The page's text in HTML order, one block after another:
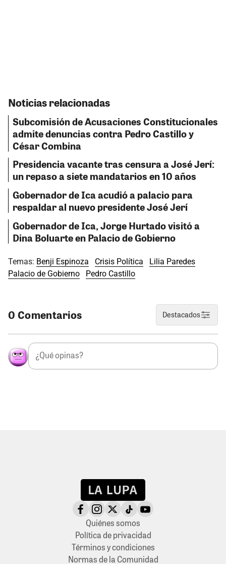
Noticias relacionadas
Subcomisión de Acusaciones Constitucionales
admite denuncias contra Pedro Castillo y
César Combina
Presidencia vacante tras censura a José Jerí:
un repaso a siete mandatarios en 10 años
Gobernador de Ica acudió a palacio para
respaldar al nuevo presidente José Jerí
Gobernador de Ica, Jorge Hurtado visitó a
Dina Boluarte en Palacio de Gobierno
Temas: Benji Espinoza Crisis Política
Lilia Paredes
Palacio de Gobierno
Pedro Castillo
0 Comentarios Destacados
Quiénes somos
Política de privacidad
Términos y condiciones
Normas de la Comunidad